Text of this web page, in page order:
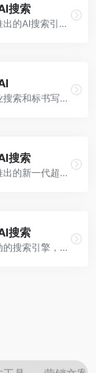
搜索
360推出的AI搜索引擎，专注于安全智能搜索。面向普通用户，提供智能问答、网页搜索、内容整理等服务，安全防护能力强。
AI商业搜索和标书写作工具，专注于企业服务场景。面向企业用户，提供商业信息搜索、标书生成、企业分析等服务，商业信息专业。
搜索
360推出的新一代超级AI搜索，深度整合360搜索资源。面向普通用户，提供智能问答、多模态搜索、内容生成等服务，安全可靠。
搜索
AI驱动的搜索引擎，专注于无广告直达结果。面向研究者和信息获取需求者，提供深度搜索、来源标注、答案整理等服务，搜索结果干净准确，信息可信度高。